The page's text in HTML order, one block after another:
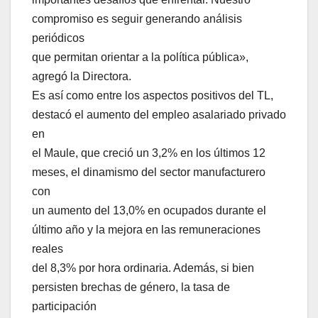
compromiso es seguir generando análisis
periódicos
que permitan orientar a la política pública»,
agregó la Directora.
Es así como entre los aspectos positivos del TL,
destacó el aumento del empleo asalariado privado
en
el Maule, que creció un 3,2% en los últimos 12
meses, el dinamismo del sector manufacturero
con
un aumento del 13,0% en ocupados durante el
último año y la mejora en las remuneraciones
reales
del 8,3% por hora ordinaria. Además, si bien
persisten brechas de género, la tasa de
participación